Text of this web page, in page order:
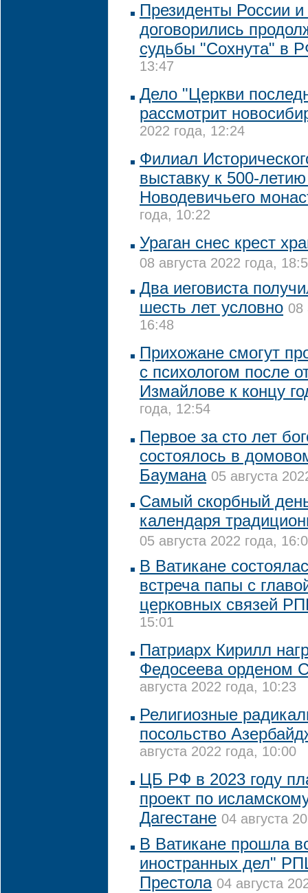
Президенты России
договорились
судьбы "Сохнута" в
13:47
Дело "Церкви
рассмотрит
2022 года, 12:24
Филиал
выставку к 500-
Новодевичьего
года, 10:22
Ураган снес крест
08 августа 2022 года,
Два иеговиста
шесть лет условно 08
16:48
Прихожане смогут
с психологом после
Измайлове к концу
года, 12:54
Первое за сто лет
состоялось в
Баумана 05 августа
Самый скорбный
календаря
05 августа 2022 года,
В Ватикане
встреча папы с
церковных связей
15:01
Патриарх Кирилл
Федосеева орденом
августа 2022 года, 10:23
Религиозные
посольство
августа 2022 года, 10:00
ЦБ РФ в 2023 году
проект по
Дагестане 04 августа
В Ватикане прошла
иностранных дел"
Престола 04 августа